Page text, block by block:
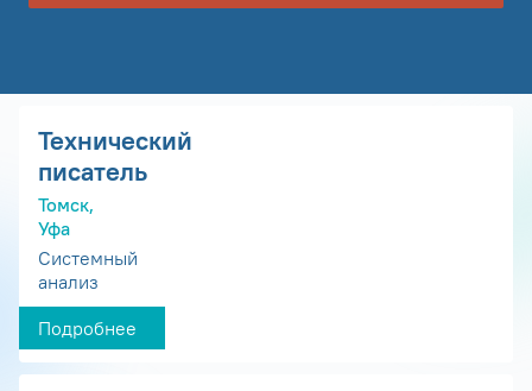
Технический
писатель
Томск,
Уфа
Системный
анализ
Подробнее